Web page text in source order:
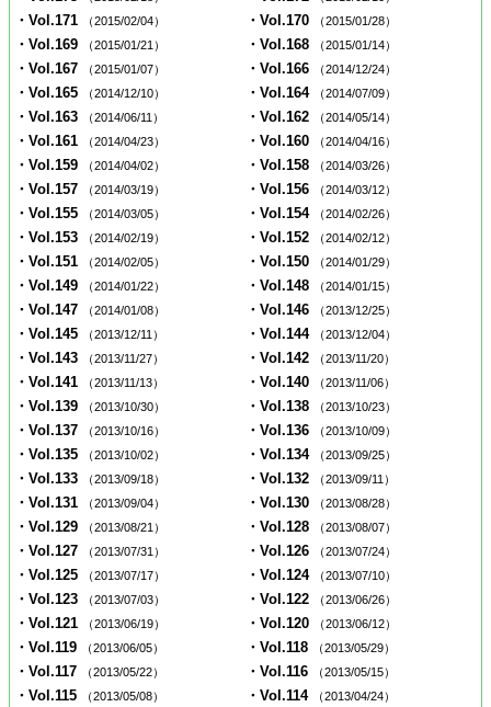
・Vol.171 （2015/02/04） ・Vol.170 （2015/01/28）
・Vol.169 （2015/01/21） ・Vol.168 （2015/01/14）
・Vol.167 （2015/01/07） ・Vol.166 （2014/12/24）
・Vol.165 （2014/12/10） ・Vol.164 （2014/07/09）
・Vol.163 （2014/06/11） ・Vol.162 （2014/05/14）
・Vol.161 （2014/04/23） ・Vol.160 （2014/04/16）
・Vol.159 （2014/04/02） ・Vol.158 （2014/03/26）
・Vol.157 （2014/03/19） ・Vol.156 （2014/03/12）
・Vol.155 （2014/03/05） ・Vol.154 （2014/02/26）
・Vol.153 （2014/02/19） ・Vol.152 （2014/02/12）
・Vol.151 （2014/02/05） ・Vol.150 （2014/01/29）
・Vol.149 （2014/01/22） ・Vol.148 （2014/01/15）
・Vol.147 （2014/01/08） ・Vol.146 （2013/12/25）
・Vol.145 （2013/12/11） ・Vol.144 （2013/12/04）
・Vol.143 （2013/11/27） ・Vol.142 （2013/11/20）
・Vol.141 （2013/11/13） ・Vol.140 （2013/11/06）
・Vol.139 （2013/10/30） ・Vol.138 （2013/10/23）
・Vol.137 （2013/10/16） ・Vol.136 （2013/10/09）
・Vol.135 （2013/10/02） ・Vol.134 （2013/09/25）
・Vol.133 （2013/09/18） ・Vol.132 （2013/09/11）
・Vol.131 （2013/09/04） ・Vol.130 （2013/08/28）
・Vol.129 （2013/08/21） ・Vol.128 （2013/08/07）
・Vol.127 （2013/07/31） ・Vol.126 （2013/07/24）
・Vol.125 （2013/07/17） ・Vol.124 （2013/07/10）
・Vol.123 （2013/07/03） ・Vol.122 （2013/06/26）
・Vol.121 （2013/06/19） ・Vol.120 （2013/06/12）
・Vol.119 （2013/06/05） ・Vol.118 （2013/05/29）
・Vol.117 （2013/05/22） ・Vol.116 （2013/05/15）
・Vol.115 （2013/05/08） ・Vol.114 （2013/04/24）